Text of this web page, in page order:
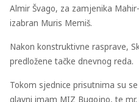
Almir Švago, za zamjenika
izabran Muris Memiš.
Nakon konstruktivne rasprave,
predložene tačke dnevnog reda.
Tokom sjednice prisutnima su
glavni imam MIZ Bugojno, te